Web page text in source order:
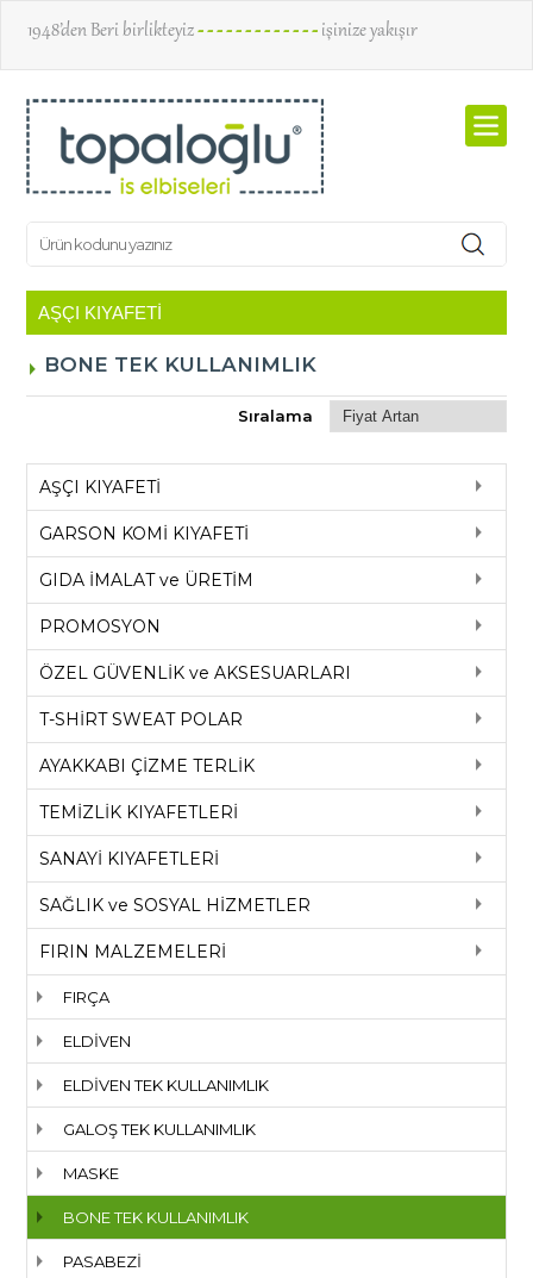
1948’den Beri birlikteyiz- - - - - - - - - - - - - işinize yakışır
BONE TEK KULLANIMLIK
Sıralama
AŞÇI KIYAFETİ
GARSON KOMİ KIYAFETİ
GIDA İMALAT ve ÜRETİM
PROMOSYON
ÖZEL GÜVENLİK ve AKSESUARLARI
T-SHİRT SWEAT POLAR
AYAKKABI ÇİZME TERLİK
TEMİZLİK KIYAFETLERİ
SANAYİ KIYAFETLERİ
SAĞLIK ve SOSYAL HİZMETLER
FIRIN MALZEMELERİ
FIRÇA
ELDİVEN
ELDİVEN TEK KULLANIMLIK
GALOŞ TEK KULLANIMLIK
MASKE
BONE TEK KULLANIMLIK
PASABEZİ